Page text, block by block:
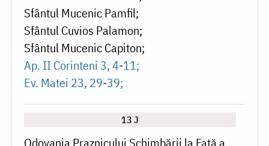
Sfântul Mucenic Pamfil
Sfântul Cuvios Palamon
Sfântul Mucenic Capiton
Ap. II Corinteni 3, 4-11
Ev. Matei 23, 29-39
13 J
Odovania Praznicului Schimbării la Faţă a